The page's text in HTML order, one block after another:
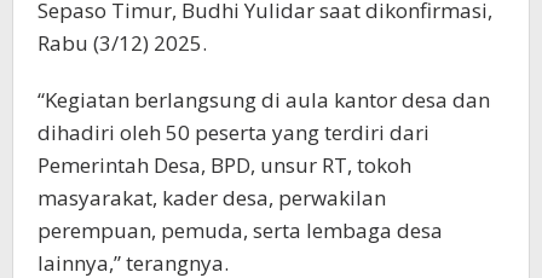
Sepaso Timur, Budhi Yulidar saat dikonfirmasi,
Rabu (3/12) 2025.
“Kegiatan berlangsung di aula kantor desa dan
dihadiri oleh 50 peserta yang terdiri dari
Pemerintah Desa, BPD, unsur RT, tokoh
masyarakat, kader desa, perwakilan
perempuan, pemuda, serta lembaga desa
lainnya,” terangnya.